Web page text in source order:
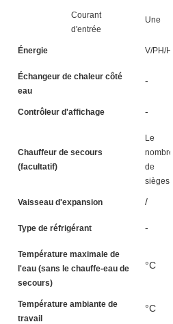
Courant
d'entrée
Une
Énergie V/PH/HZ
Échangeur de chaleur côté
eau
-
Contrôleur d'affichage -
Chauffeur de secours
(facultatif)
Le
nombre
de
sièges
Vaisseau d'expansion /
Type de réfrigérant -
Température maximale de
l'eau (sans le chauffe-eau de
secours)
°C
Température ambiante de
travail
°C